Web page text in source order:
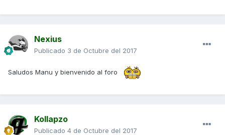
Nexius
Publicado 3 de Octubre del 2017
Saludos Manu y bienvenido al foro
Kollapzo
Publicado 4 de Octubre del 2017